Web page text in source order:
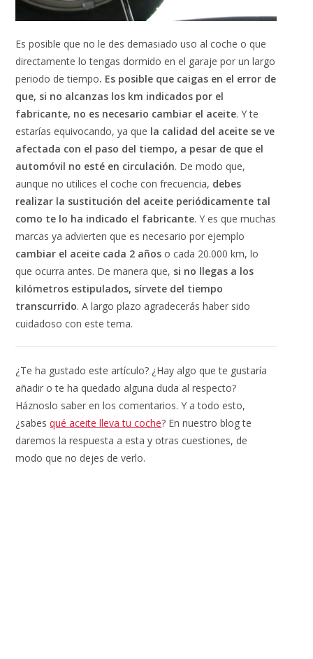
Es posible que no le des demasiado uso al coche o que
directamente lo tengas dormido en el garaje por un largo
periodo de tiempo. Es posible que caigas en el error de
que, si no alcanzas los km indicados por el
fabricante, no es necesario cambiar el aceite. Y te
estarías equivocando, ya que la calidad del aceite se ve
afectada con el paso del tiempo, a pesar de que el
automóvil no esté en circulación. De modo que,
aunque no utilices el coche con frecuencia, debes
realizar la sustitución del aceite periódicamente tal
como te lo ha indicado el fabricante. Y es que muchas
marcas ya advierten que es necesario por ejemplo
cambiar el aceite cada 2 años o cada 20.000 km, lo
que ocurra antes. De manera que, si no llegas a los
kilómetros estipulados, sírvete del tiempo
transcurrido. A largo plazo agradecerás haber sido
cuidadoso con este tema.
¿Te ha gustado este artículo? ¿Hay algo que te gustaría
añadir o te ha quedado alguna duda al respecto?
Háznoslo saber en los comentarios. Y a todo esto,
¿sabesqué aceite lleva tu coche? En nuestro blog te
daremos la respuesta a esta y otras cuestiones, de
modo que no dejes de verlo.